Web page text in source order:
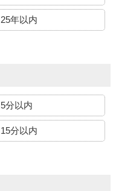
25年以内
5分以内
15分以内